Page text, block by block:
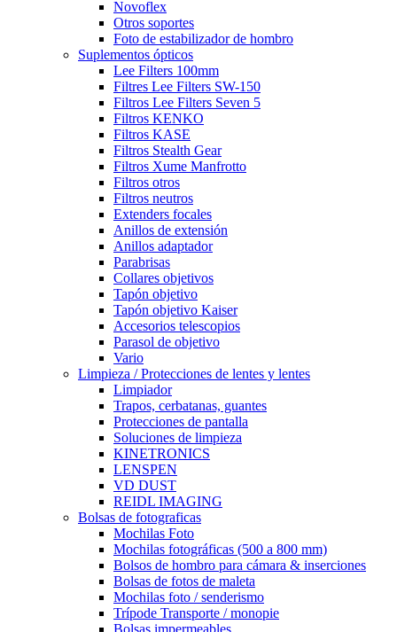
Novoflex
Otros soportes
Foto de estabilizador de hombro
Suplementos ópticos
Lee Filters 100mm
Filtres Lee Filters SW-150
Filtros Lee Filters Seven 5
Filtros KENKO
Filtros KASE
Filtros Stealth Gear
Filtros Xume Manfrotto
Filtros otros
Filtros neutros
Extenders focales
Anillos de extensión
Anillos adaptador
Parabrisas
Collares objetivos
Tapón objetivo
Tapón objetivo Kaiser
Accesorios telescopios
Parasol de objetivo
Vario
Limpieza / Protecciones de lentes y lentes
Limpiador
Trapos, cerbatanas, guantes
Protecciones de pantalla
Soluciones de limpieza
KINETRONICS
LENSPEN
VD DUST
REIDL IMAGING
Bolsas de fotograficas
Mochilas Foto
Mochilas fotográficas (500 a 800 mm)
Bolsos de hombro para cámara & inserciones
Bolsas de fotos de maleta
Mochilas foto / senderismo
Trípode Transporte / monopie
Bolsas impermeables